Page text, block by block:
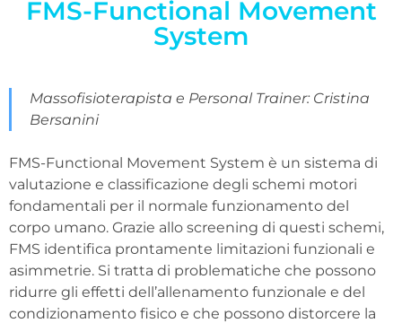
FMS-Functional Movement
System
Massofisioterapista e Personal Trainer: Cristina
Bersanini
FMS-Functional Movement System è un sistema di
valutazione e classificazione degli schemi motori
fondamentali per il normale funzionamento del
corpo umano. Grazie allo screening di questi schemi,
FMS identifica prontamente limitazioni funzionali e
asimmetrie. Si tratta di problematiche che possono
ridurre gli effetti dell’allenamento funzionale e del
condizionamento fisico e che possono distorcere la